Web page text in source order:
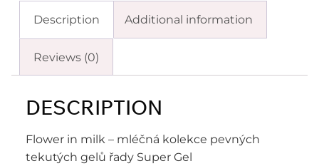
Description Additional information
Reviews (0)
DESCRIPTION
Flower in milk – mléčná kolekce pevných
tekutých gelů řady Super Gel